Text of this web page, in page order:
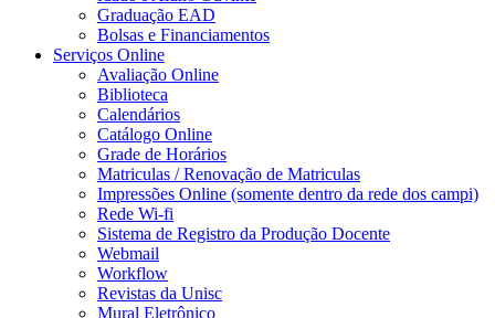
Graduação EAD
Bolsas e Financiamentos
Serviços Online
Avaliação Online
Biblioteca
Calendários
Catálogo Online
Grade de Horários
Matriculas / Renovação de Matriculas
Impressões Online (somente dentro da rede dos campi)
Rede Wi-fi
Sistema de Registro da Produção Docente
Webmail
Workflow
Revistas da Unisc
Mural Eletrônico